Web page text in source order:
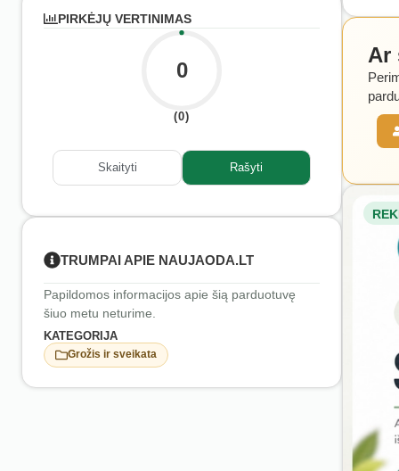
PIRKĖJŲ VERTINIMAS
0
(0)
Skaityti Rašyti
TRUMPAI APIE NAUJAODA.LT
Papildomos informacijos apie šią parduotuvę
šiuo metu neturime.
KATEGORIJA
Grožis ir sveikata
Ar